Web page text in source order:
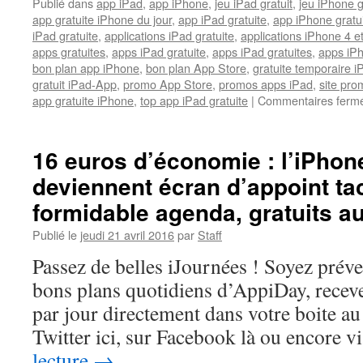
app gratuite iPhone du jour, app iPad gratuite, app iPhone
iPad gratuite, applications iPad gratuite, applications iPhone 4
apps gratuites, apps iPad gratuite, apps iPad gratuites, apps
bon plan app iPhone, bon plan App Store, gratuite temporaire
gratuit iPad-App, promo App Store, promos apps iPad, site
app gratuite iPhone, top app iPad gratuite | Commentaires
16 euros d’économie :
deviennent écran d’appoint
formidable agenda, gratuits
Publié le jeudi 21 avril 2016par Staff
Passez de belles iJournées ! Soyez
bons plans quotidiens d’AppiDay,
par jour directement dans votre boite
Twitter ici, sur Facebook là ou encore